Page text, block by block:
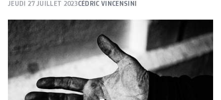
JEUDI 27 JUILLET 2023CÉDRIC VINCENSINI